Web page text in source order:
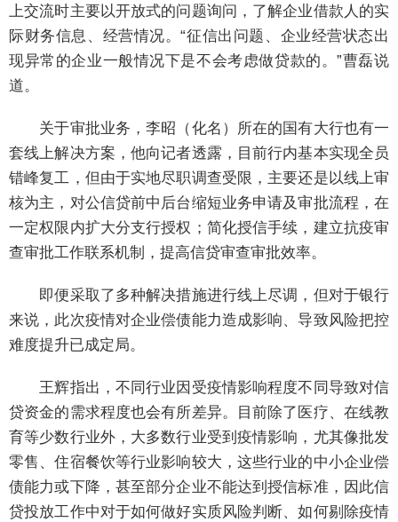
上交流时主要以开放式的问题询问，了解企业借款人的实
际财务信息、经营情况。“征信出问题、企业经营状态出
现异常的企业一般情况下是不会考虑做贷款的。”曹磊说
道。
关于审批业务，李昭（化名）所在的国有大行也有一
套线上解决方案，他向记者透露，目前行内基本实现全员
错峰复工，但由于实地尽职调查受限，主要还是以线上审
核为主，对公信贷前中后台缩短业务申请及审批流程，在
一定权限内扩大分支行授权；简化授信手续，建立抗疫审
查审批工作联系机制，提高信贷审查审批效率。
即便采取了多种解决措施进行线上尽调，但对于银行
来说，此次疫情对企业偿债能力造成影响、导致风险把控
难度提升已成定局。
王辉指出，不同行业因受疫情影响程度不同导致对信
贷资金的需求程度也会有所差异。目前除了医疗、在线教
育等少数行业外，大多数行业受到疫情影响，尤其像批发
零售、住宿餐饮等行业影响较大，这些行业的中小企业偿
债能力或下降，甚至部分企业不能达到授信标准，因此信
贷投放工作中对于如何做好实质风险判断、如何剔除疫情